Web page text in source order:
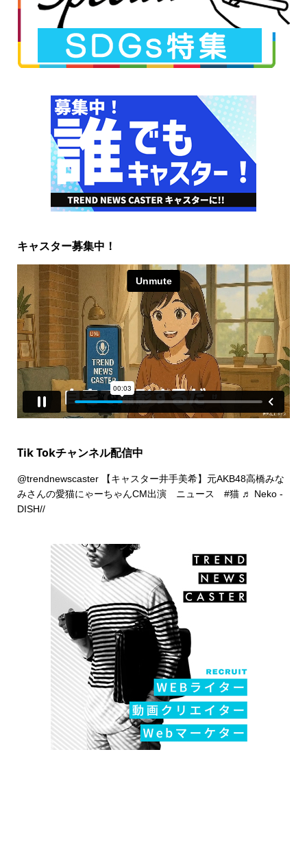
キャスター募集中！
Tik Tokチャンネル配信中
@trendnewscaster【キャスター井手美希】元AKB48高橋みな
みさんの愛猫にゃーちゃんCM出演 ニュース #猫 ♬ Neko -
DISH//